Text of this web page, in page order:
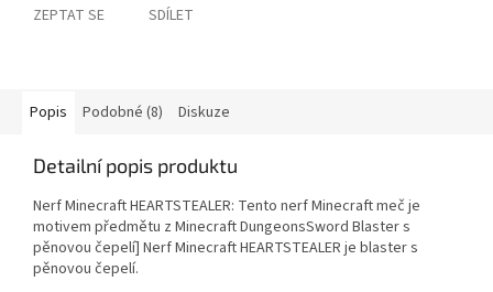
ZEPTAT SE SDÍLET
Popis Podobné (8) Diskuze
Detailní popis produktu
Nerf Minecraft HEARTSTEALER: Tento nerf Minecraft meč je
motivem předmětu z Minecraft DungeonsSword Blaster s
pěnovou čepelí] Nerf Minecraft HEARTSTEALER je blaster s
pěnovou čepelí.